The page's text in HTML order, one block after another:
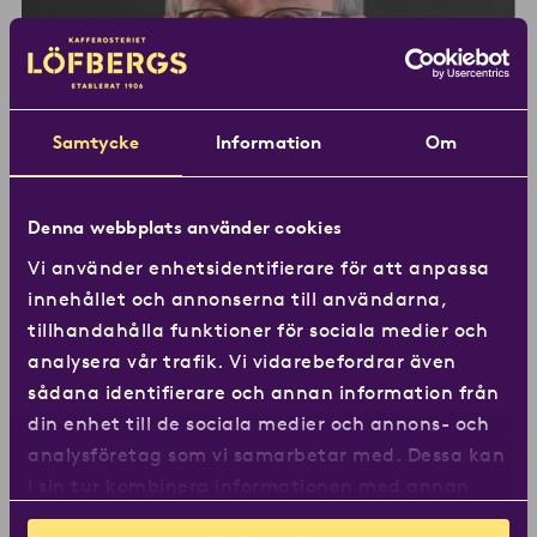
Samtycke Information Om
Denna webbplats använder cookies
Vi använder enhetsidentifierare för att anpassa
innehållet och annonserna till användarna,
tillhandahålla funktioner för sociala medier och
analysera vår trafik. Vi vidarebefordrar även
sådana identifierare och annan information från
din enhet till de sociala medier och annons- och
analysföretag som vi samarbetar med. Dessa kan
information som du har tillhandahållit eller som
”Samtal om svåra saker kräver kaffe”
– Intervju med Richard Tellström
Artikel 14 april 2026